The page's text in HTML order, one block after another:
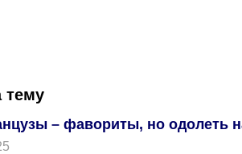
тему
– фавориты, но одолеть